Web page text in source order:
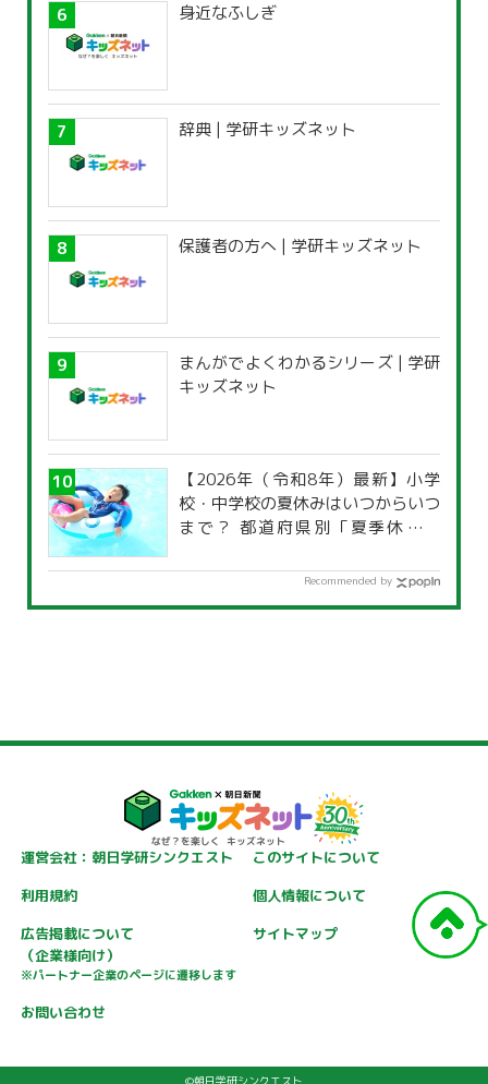
身近なふしぎ
辞典 | 学研キッズネット
保護者の方へ | 学研キッズネット
まんがでよくわかるシリーズ | 学研
キッズネット
【2026年（令和8年）最新】小学
校・中学校の夏休みはいつからいつ
まで？ 都道府県別「夏季休暇一
Recommended by
運営会社：朝日学研シンクエスト
このサイトについて
利用規約
個人情報について
広告掲載について
（企業様向け）
※パートナー企業のページに遷移します
サイトマップ
お問い合わせ